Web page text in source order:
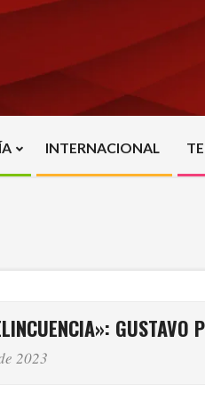
Primary
Navigation
INTERNACIONAL
GUSTAVO
2023